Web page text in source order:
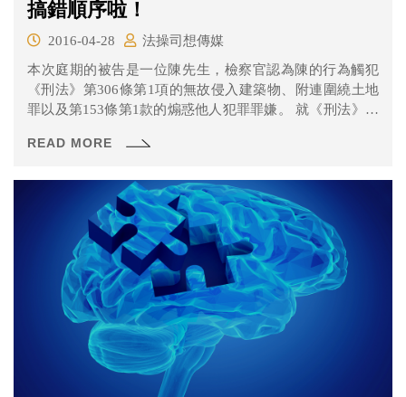
搞錯順序啦！
2016-04-28
法操司想傳媒
本次庭期的被告是一位陳先生，檢察官認為陳的行為觸犯
《刑法》第306條第1項的無故侵入建築物、附連圍繞土地
罪以及第153條第1款的煽惑他人犯罪罪嫌。 就《刑法》第
繞之土地或船艦者，處一年以下有期徒刑、拘役或三百元
人住宅、建築物或附連圍繞之土地或船艦」，有論者認為
本條保護的是是住居安寧的法益，而行政院並非供人居住
READ MORE